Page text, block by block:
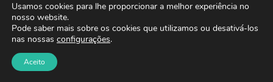
Usamos cookies para lhe proporcionar a melhor experiência no
nosso website.
Pode saber mais sobre os cookies que utilizamos ou desativá-los
nas nossas configurações.
Aceito